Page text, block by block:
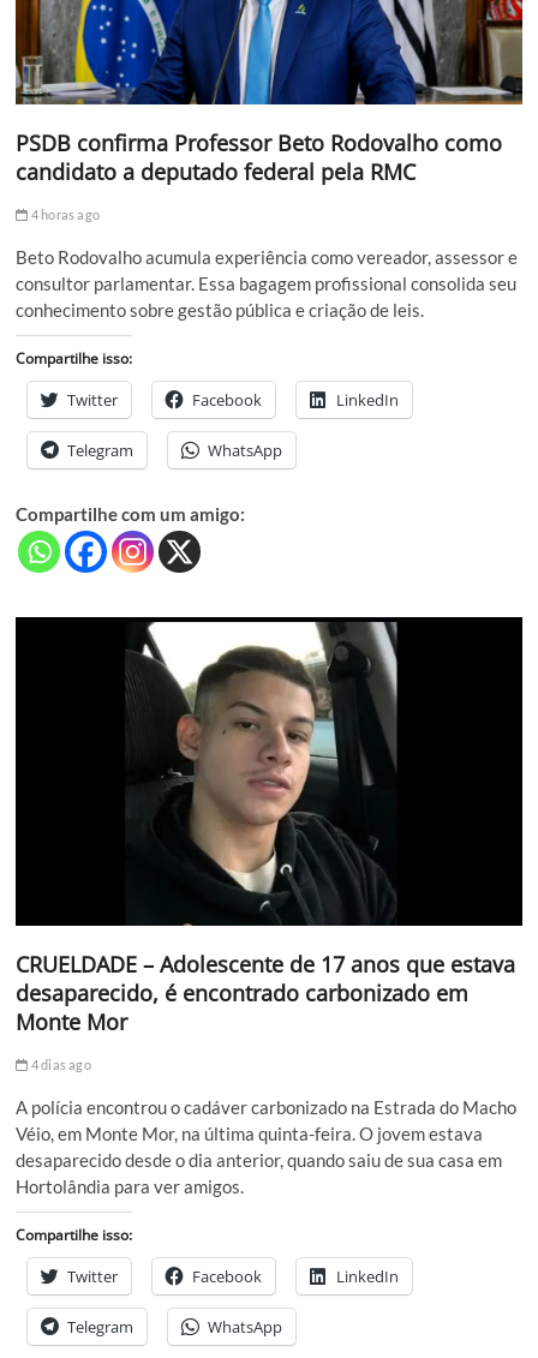
PSDB confirma Professor Beto Rodovalho como
candidato a deputado federal pela RMC
4 horas ago
Beto Rodovalho acumula experiência como vereador, assessor e
consultor parlamentar. Essa bagagem profissional consolida seu
conhecimento sobre gestão pública e criação de leis.
Compartilhe isso:
Twitter Facebook LinkedIn
Telegram WhatsApp
Compartilhe com um amigo:
CRUELDADE – Adolescente de 17 anos que estava
desaparecido, é encontrado carbonizado em
Monte Mor
4 dias ago
A polícia encontrou o cadáver carbonizado na Estrada do Macho
Véio, em Monte Mor, na última quinta-feira. O jovem estava
desaparecido desde o dia anterior, quando saiu de sua casa em
Hortolândia para ver amigos.
Compartilhe isso:
Twitter Facebook LinkedIn
Telegram WhatsApp